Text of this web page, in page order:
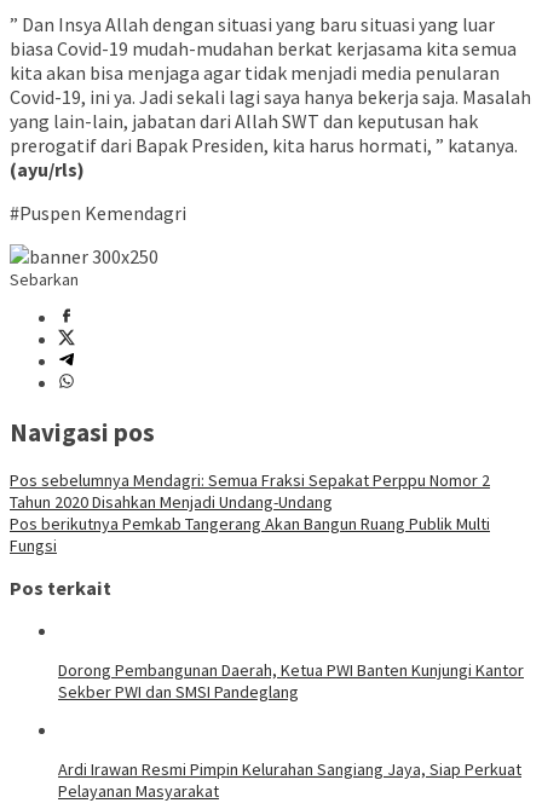
” Dan Insya Allah dengan situasi yang baru situasi yang luar
biasa Covid-19 mudah-mudahan berkat kerjasama kita semua
kita akan bisa menjaga agar tidak menjadi media penularan
Covid-19, ini ya. Jadi sekali lagi saya hanya bekerja saja. Masalah
yang lain-lain, jabatan dari Allah SWT dan keputusan hak
prerogatif dari Bapak Presiden, kita harus hormati, ” katanya.
(ayu/rls)
#Puspen Kemendagri
Sebarkan
Navigasi pos
Pos sebelumnya Mendagri: Semua Fraksi Sepakat Perppu Nomor 2
Tahun 2020 Disahkan Menjadi Undang-Undang
Pos berikutnya Pemkab Tangerang Akan Bangun Ruang Publik Multi
Fungsi
Pos terkait
Dorong Pembangunan Daerah, Ketua PWI Banten Kunjungi Kantor
Sekber PWI dan SMSI Pandeglang
Ardi Irawan Resmi Pimpin Kelurahan Sangiang Jaya, Siap Perkuat
Pelayanan Masyarakat